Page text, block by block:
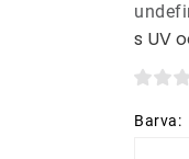
s UV